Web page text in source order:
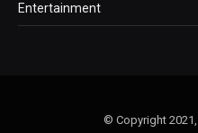
Entertainment
© Copyright